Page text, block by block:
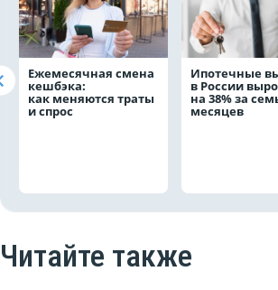
Ежемесячная смена
кешбэка:
как меняются траты
и спрос
Ипотечные
в России
на 38% за
месяцев
Читайте также